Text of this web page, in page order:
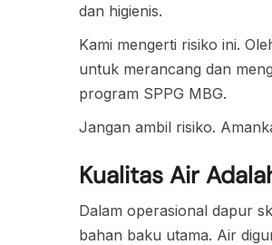
dan higienis.
Kami mengerti risiko ini.
untuk merancang dan
program SPPG MBG.
Jangan ambil risiko.
Kualitas Air
Dalam operasional dapur
bahan baku utama. Air